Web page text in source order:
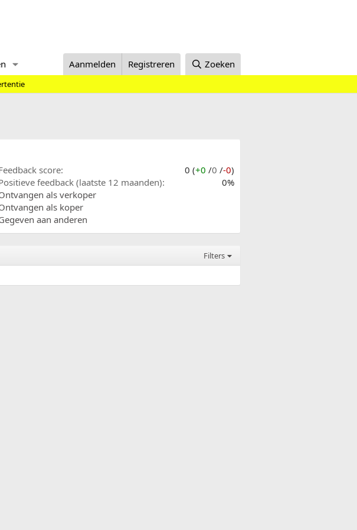
Aanmelden Registreren Zoeken
score 0 (+0 /0 /-0)
feedback (laatste 12 maanden)
0%
als verkoper
als koper
aan anderen
Filters